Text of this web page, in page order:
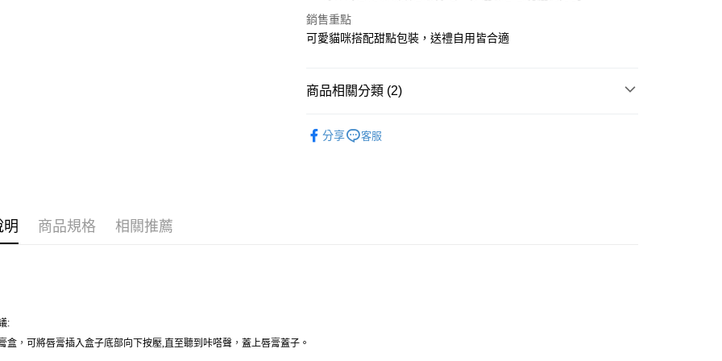
台新國際商業銀行
中國信託商業銀行
台灣樂天信用卡公司
測試中請勿選取(全家)
每筆NT$9,999
付款後7-11取貨
銷售重點
可愛貓咪搭配甜點包裝，送禮自用皆合適
商品相關分類 (2)
分享 客服
明 商品規格 相關推薦
:
盒 ，可將唇膏插入盒子底部向下按壓,直至聽到咔嗒聲 ，蓋上唇膏蓋子 。